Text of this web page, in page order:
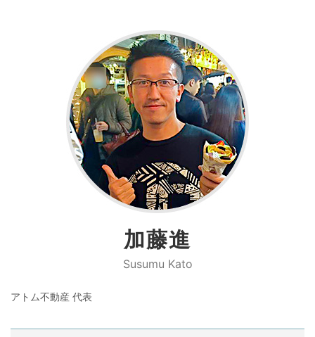
加藤進
Susumu Kato
アトム不動産 代表